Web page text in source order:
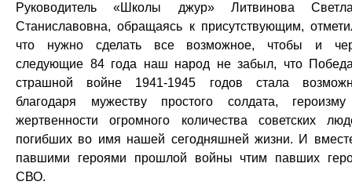
Руководитель «Школы джур» Литвинова
Станиславовна, обращаясь к присутствующим,
что нужно сделать все возможное, чтобы и
следующие 84 года наш народ не забыл, что
страшной войне 1941-1945 годов стала
благодаря мужеству простого солдата,
жертвенности огромного количества советских
погибших во имя нашей сегодняшней жизни. И
павшими героями прошлой войны чтим павших
СВО.